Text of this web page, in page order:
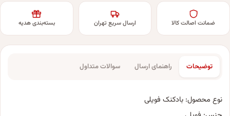
ضمانت اصالت کالا ارسال سریع تهران بسته‌بندی هدیه
توضیحات راهنمای ارسال سوالات متداول
نوع محصول: بادکنک فویلی